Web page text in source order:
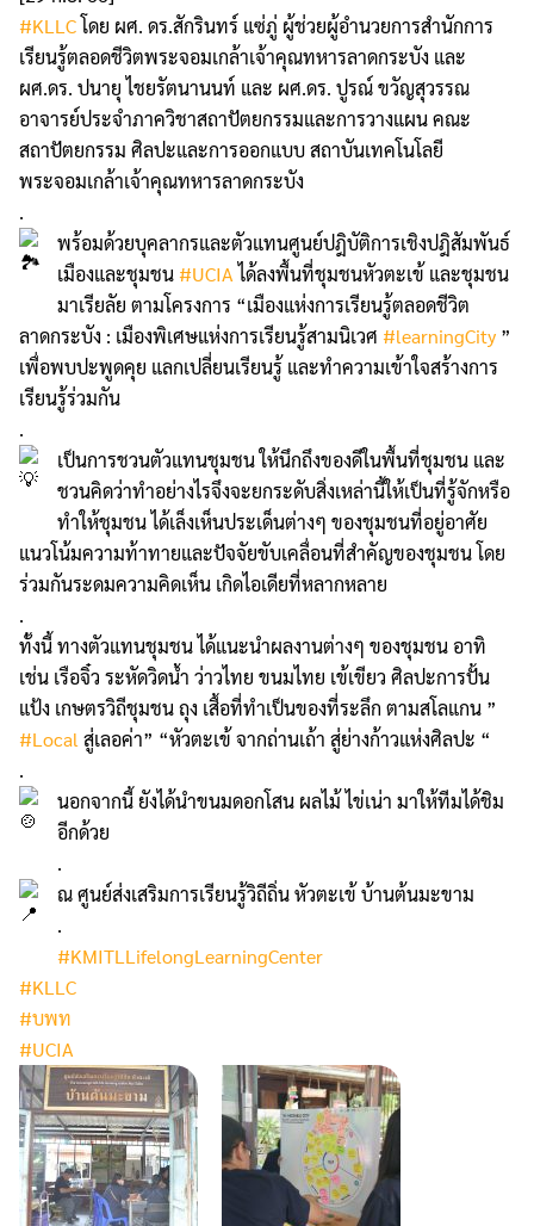
#KLLCโดย ผศ. ดร.สักรินทร์ แซ่ภู่ ผู้ช่วยผู้อำนวยการสำนักการ
เรียนรู้ตลอดชีวิตพระจอมเกล้าเจ้าคุณทหารลาดกระบัง และ
ผศ.ดร. ปนายุ ไชยรัตนานนท์ และ ผศ.ดร. ปูรณ์ ขวัญสุวรรณ
อาจารย์ประจำภาควิชาสถาปัตยกรรมและการวางแผน คณะ
สถาปัตยกรรม ศิลปะและการออกแบบ สถาบันเทคโนโลยี
พระจอมเกล้าเจ้าคุณทหารลาดกระบัง
.
พร้อมด้วยบุคลากรและตัวแทนศูนย์ปฎิบัติการเชิงปฎิสัมพันธ์
เมืองและชุมชน#UCIAได้ลงพื้นที่ชุมชนหัวตะเข้ และชุมชน
มาเรียลัย ตามโครงการ “เมืองแห่งการเรียนรู้ตลอดชีวิต
ลาดกระบัง : เมืองพิเศษแห่งการเรียนรู้สามนิเวศ #learningCity ”
เพื่อพบปะพูดคุย แลกเปลี่ยนเรียนรู้ และทำความเข้าใจสร้างการ
เรียนรู้ร่วมกัน
.
เป็นการชวนตัวแทนชุมชน ให้นึกถึงของดีในพื้นที่ชุมชน และ
ชวนคิดว่าทำอย่างไรจึงจะยกระดับสิ่งเหล่านี้ให้เป็นที่รู้จักหรือ
ทำให้ชุมชน ได้เล็งเห็นประเด็นต่างๆ ของชุมชนที่อยู่อาศัย
แนวโน้มความท้าทายและปัจจัยขับเคลื่อนที่สำคัญของชุมชน โดย
ร่วมกันระดมความคิดเห็น เกิดไอเดียที่หลากหลาย
.
ทั้งนี้ ทางตัวแทนชุมชน ได้แนะนำผลงานต่างๆ ของชุมชน อาทิ
เช่น เรือจิ๋ว ระหัดวิดน้ำ ว่าวไทย ขนมไทย เข้เขียว ศิลปะการปั้น
แป้ง เกษตรวิถีชุมชน ถุง เสื้อที่ทำเป็นของที่ระลึก ตามสโลแกน ”
#Local สู่เลอค่า” “หัวตะเข้ จากถ่านเถ้า สู่ย่างก้าวแห่งศิลปะ “
.
นอกจากนี้ ยังได้นำขนมดอกโสน ผลไม้ ไข่เน่า มาให้ทีมได้ชิม
อีกด้วย
.
ณ ศูนย์ส่งเสริมการเรียนรู้วิถีถิ่น หัวตะเข้ บ้านต้นมะขาม
.
#KMITLLifelongLearningCenter
#KLLC
#บพท
#UCIA